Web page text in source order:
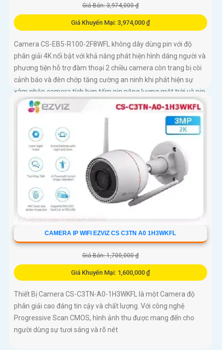
Giá Bán: 3,974,000 ₫
Giá Khuyến Mại: 3,974,000 ₫
Camera CS-EB5-R100-2F8WFL không dây dùng pin với độ
phân giải 4K nổi bật với khả năng phát hiện hình dáng người và
phương tiện hỗ trợ đàm thoại 2 chiều camera còn trang bị còi
cảnh báo và đèn chớp tăng cường an ninh khi phát hiện sự
xâm nhập camera tích hợp tấm pin năng lượng mặt trời và pin
sạc đạt chuẩn IP65 chống nước và bụi giúp hoạt động bền bỉ
trong mọi điều kiện thời tiết.
CAMERA IP WIFI EZVIZ CS C3TN A0 1H3WKFL
Giá Bán: 1,700,000 ₫
Giá Khuyến Mại: 1,600,000 ₫
Thiết Bị Camera CS-C3TN-A0-1H3WKFL là một Camera độ
phân giải cao đáng tin cậy và chất lượng. Với công nghệ
Progressive Scan CMOS, hình ảnh thu được mang đến cho
người dùng sự tươi sáng và rõ nét